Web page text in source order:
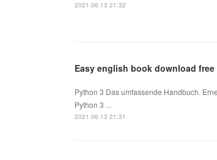
2021.06.13 21:32
Easy english book download free
Python 3 Das umfassende Handbuch.
Python 3 ...
2021.06.13 21:31